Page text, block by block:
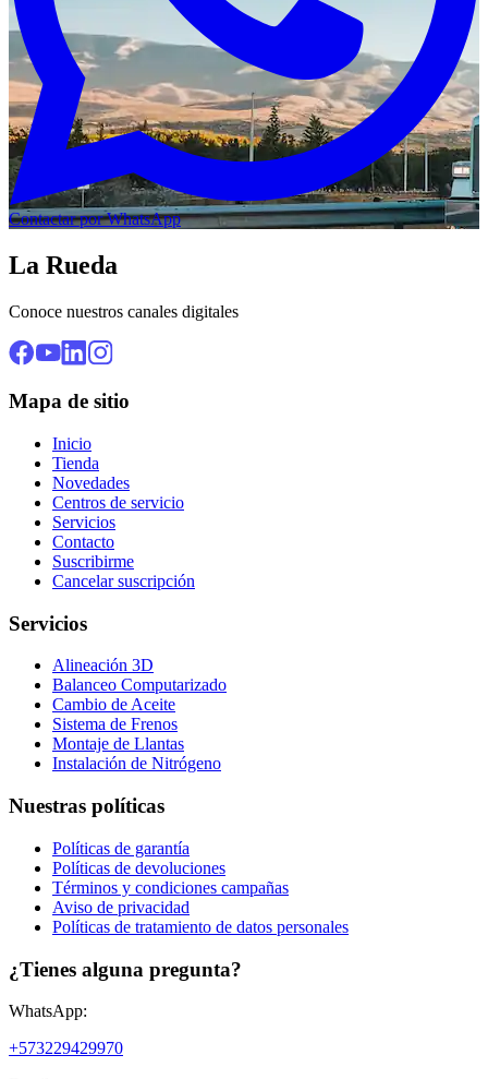
Contactar por WhatsApp
La Rueda
Conoce nuestros canales digitales
Mapa de sitio
Inicio
Tienda
Novedades
Centros de servicio
Servicios
Contacto
Suscribirme
Cancelar suscripción
Servicios
Alineación 3D
Balanceo Computarizado
Cambio de Aceite
Sistema de Frenos
Montaje de Llantas
Instalación de Nitrógeno
Nuestras políticas
Políticas de garantía
Políticas de devoluciones
Términos y condiciones campañas
Aviso de privacidad
Políticas de tratamiento de datos personales
¿Tienes alguna pregunta?
WhatsApp:
+573229429970